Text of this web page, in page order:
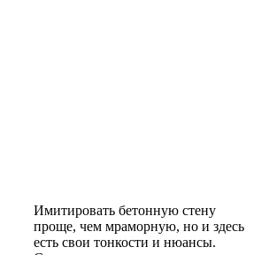
Имитировать бетонную стену
проще, чем мраморную, но и здесь
есть свои тонкости и нюансы.